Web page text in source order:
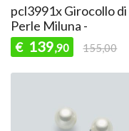
pcl3991x Girocollo di
Perle Miluna -
€ 139,90 155,00